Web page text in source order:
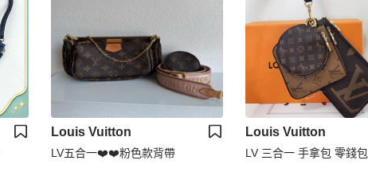
Louis Vuitton
LV五合一❤️❤️粉色款背帶
Louis Vuitton
LV 三合一 手拿包 零錢包